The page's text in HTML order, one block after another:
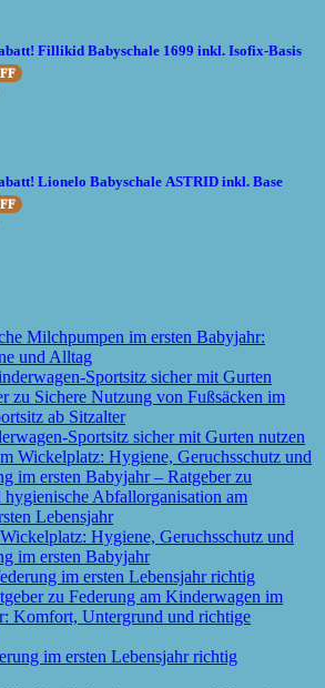
Fillikid Babyschale 1699 inkl. Isofix-Basis
Lionelo Babyschale ASTRID inkl. Base
Milchpumpen im ersten Babyjahr:
und Alltag
Sportsitz sicher mit Gurten nutzen
Hygiene, Geruchsschutz und
im ersten Babyjahr
im ersten Lebensjahr richtig